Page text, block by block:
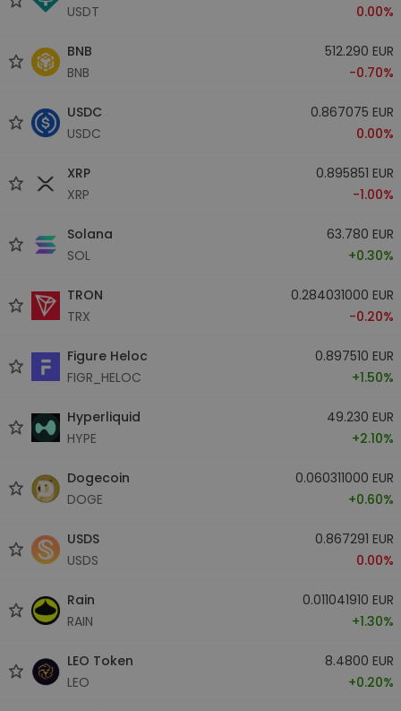
USDT
0.00%
BNB
BNB
512.290 EUR
-0.70%
USDC
USDC
0.867075 EUR
0.00%
XRP
XRP
0.895851 EUR
-1.00%
Solana
SOL
63.780 EUR
+0.30%
TRON
TRX
0.284031000 EUR
-0.20%
Figure Heloc
FIGR_HELOC
0.897510 EUR
+1.50%
Hyperliquid
HYPE
49.230 EUR
+2.10%
Dogecoin
DOGE
0.060311000 EUR
+0.60%
USDS
USDS
0.867291 EUR
0.00%
Rain
RAIN
0.011041910 EUR
+1.30%
LEO Token
LEO
8.4800 EUR
+0.20%